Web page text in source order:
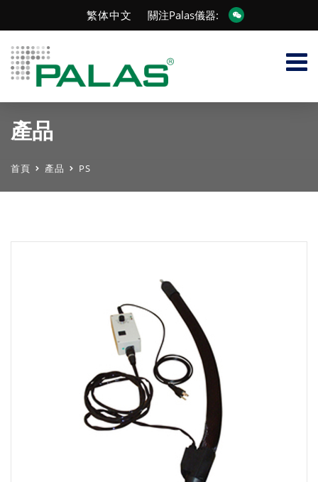
繁体中文 關注Palas儀器:
產品
首頁 產品 PS